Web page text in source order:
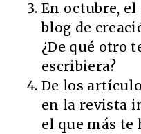
En octubre,
blog de
¿De qué otro
escribiera?
De los
en la revista
el que más te